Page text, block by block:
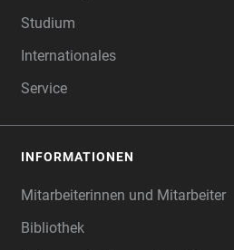
Studium
Internationales
Service
INFORMATIONEN
Mitarbeiterinnen und Mitarbeiter
Bibliothek